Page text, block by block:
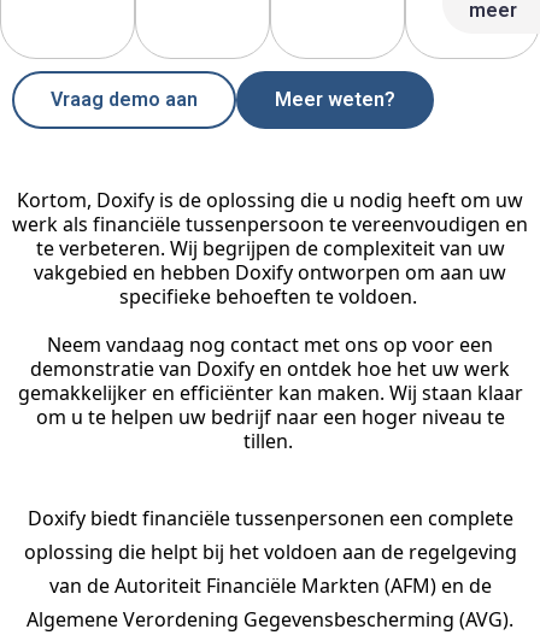
meer
Vraag demo aan Meer weten?
Kortom, Doxify is de oplossing die u nodig heeft om uw
werk als financiële tussenpersoon te vereenvoudigen en
te verbeteren. Wij begrijpen de complexiteit van uw
vakgebied en hebben Doxifyontworpen om aan uw
specifieke behoeften te voldoen.
Neem vandaag nog contact met ons op voor een
demonstratie van Doxifyen ontdek hoe het uw werk
gemakkelijker en efficiënter kan maken. Wij staan klaar
om u te helpen uw bedrijf naar een hoger niveau te
tillen.
Doxifybiedt financiële tussenpersonen een complete
oplossing die helpt bij het voldoen aan de regelgeving
van de Autoriteit Financiële Markten (AFM) en de
Algemene Verordening Gegevensbescherming (AVG).